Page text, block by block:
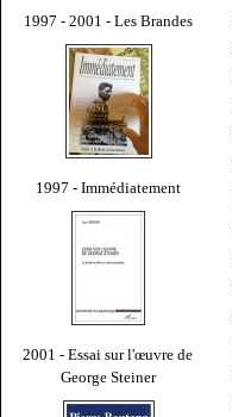
1997 - 2001 - Les Brandes
1997 - Immédiatement
2001 - Essai sur l'œuvre de
George Steiner